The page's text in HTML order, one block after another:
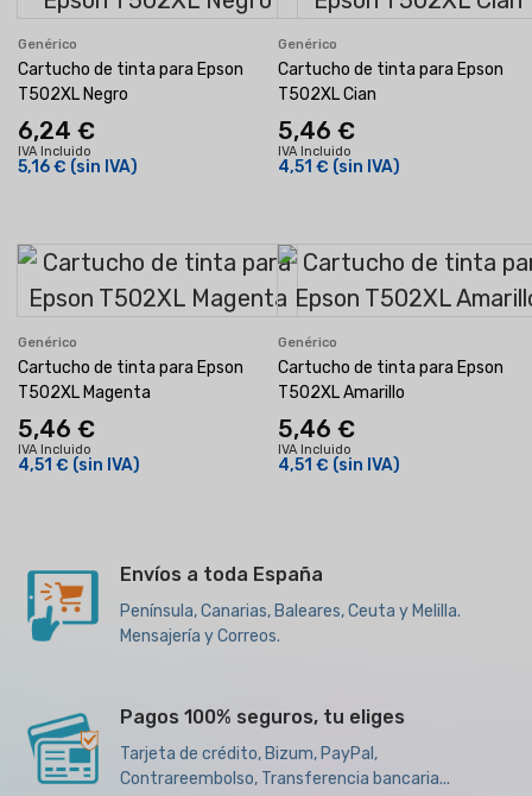
Genérico
Cartucho de tinta para Epson
T502XL Negro
6,24 €
IVA Incluido
5,16 € (sin IVA)
Genérico
Cartucho de tinta para Epson
T502XL Cian
5,46 €
IVA Incluido
4,51 € (sin IVA)
Genérico
Cartucho de tinta para Epson
T502XL Magenta
5,46 €
IVA Incluido
4,51 € (sin IVA)
Genérico
Cartucho de tinta para Epson
T502XL Amarillo
5,46 €
IVA Incluido
4,51 € (sin IVA)
Envíos a toda España
Península, Canarias, Baleares, Ceuta y Melilla.
Mensajería y Correos.
Pagos 100% seguros, tu eliges
Tarjeta de crédito, Bizum, PayPal,
Contrareembolso, Transferencia bancaria...